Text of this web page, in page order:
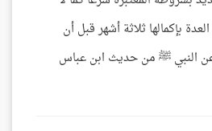
بإكمالها ثلاثة أشهر قبل أن
النبي ﷺ من حديث ابن عباس